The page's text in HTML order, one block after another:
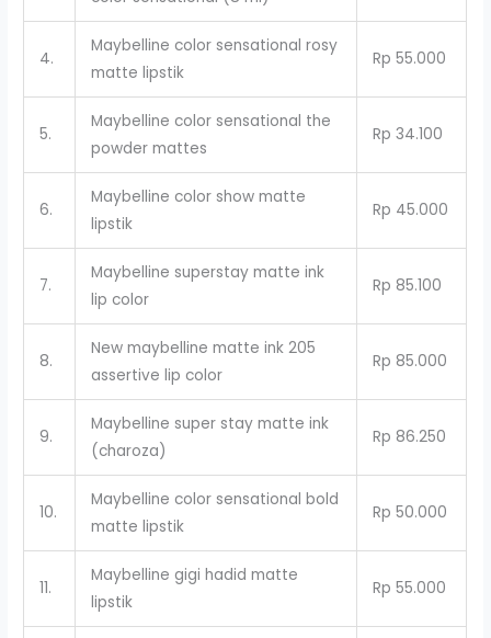
4.
Maybelline color sensational rosy
matte lipstik
Rp 55.000
5.
Maybelline color sensational the
powder mattes
Rp 34.100
6.
Maybelline color show matte
lipstik
Rp 45.000
7.
Maybelline superstay matte ink
lip color
Rp 85.100
8.
New maybelline matte ink 205
assertive lip color
Rp 85.000
9.
Maybelline super stay matte ink
(charoza)
Rp 86.250
10.
Maybelline color sensational bold
matte lipstik
Rp 50.000
11.
Maybelline gigi hadid matte
lipstik
Rp 55.000